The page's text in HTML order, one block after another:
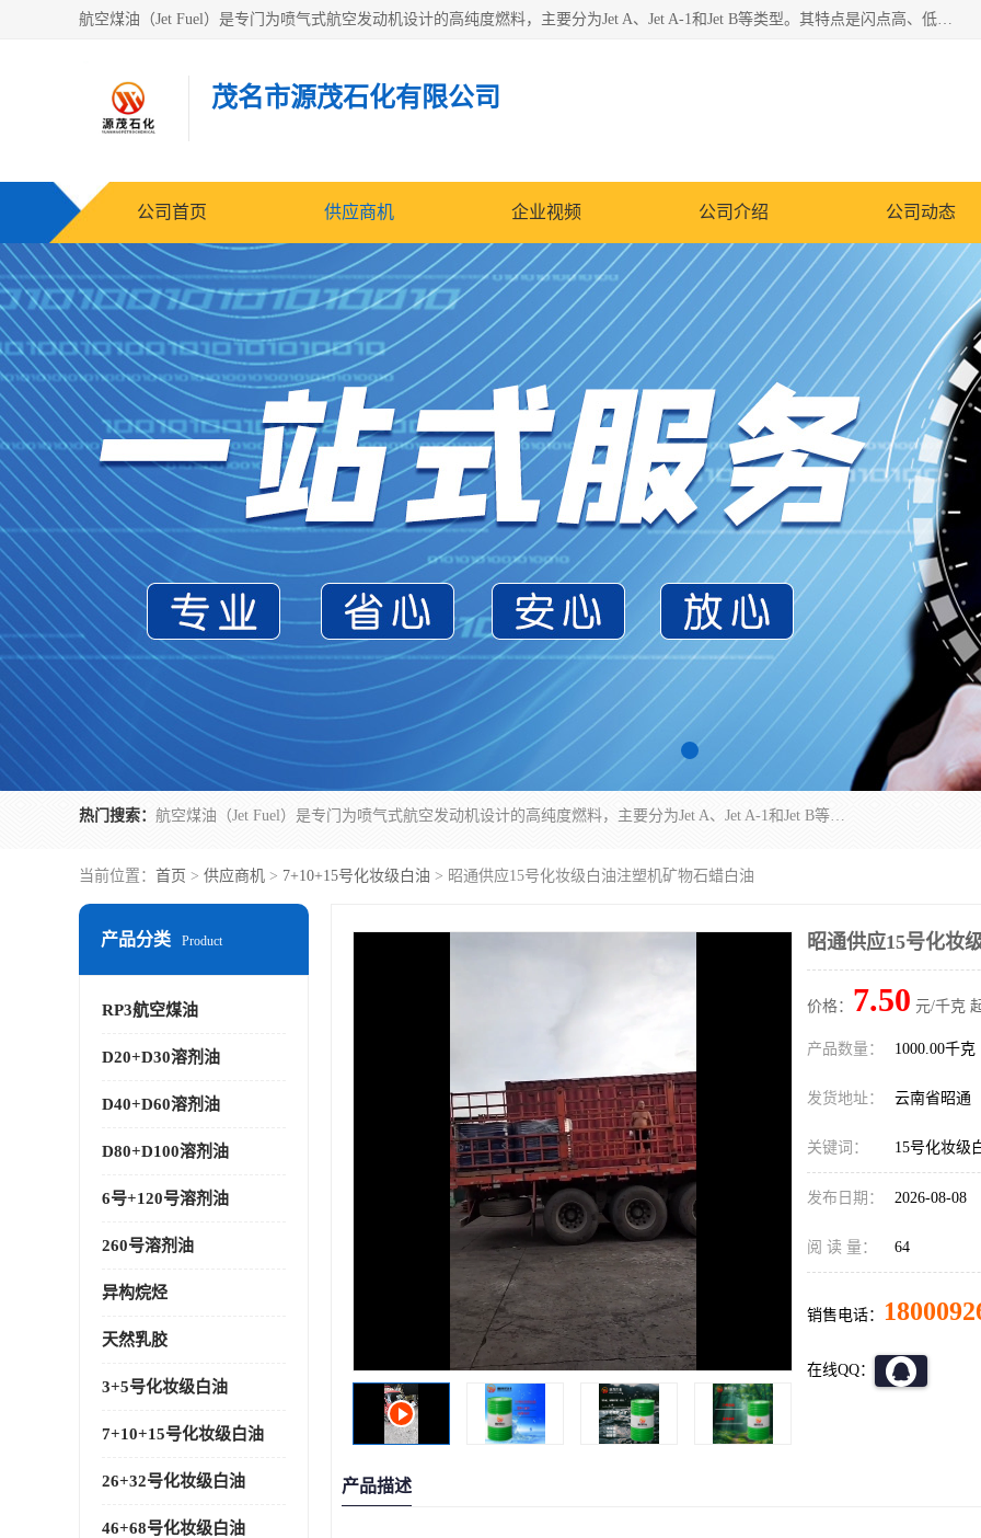
航空煤油（Jet Fuel）是专门为喷气式航空发动机设计的高纯度燃料，主要分为Jet A、Jet A-1和Jet B等类型。其特点是闪点高、低温流动性好，并添加了抗静电剂和抗氧化剂以确保飞行安全。航空煤油需
茂名市源茂石化有限公司
公司首页 供应商机 企业视频 公司介绍 公司动态
热门搜索： 航空煤油（Jet Fuel）是专门为喷气式航空发动机设计的高纯度燃料，主要分为Jet A、Jet A-1和Jet B等类型。其特点是闪点高、低温流动性好，并添加了抗静电剂和抗氧化剂以确保飞行安全。航空煤油需
当前位置： 首页 > 供应商机 > 7+10+15号化妆级白油 > 昭通供应15号化妆级白油注塑机矿物石蜡白油
产品分类 Product
RP3航空煤油
D20+D30溶剂油
D40+D60溶剂油
D80+D100溶剂油
6号+120号溶剂油
260号溶剂油
异构烷烃
天然乳胶
3+5号化妆级白油
7+10+15号化妆级白油
26+32号化妆级白油
46+68号化妆级白油
昭通供应15号化妆
价格： 7.50 元/千克
产品数量： 1000.00千克
发货地址： 云南省昭通
关键词： 15号化妆级
发布日期： 2026-08-08
阅 读 量： 64
销售电话：
在线QQ：
产品描述